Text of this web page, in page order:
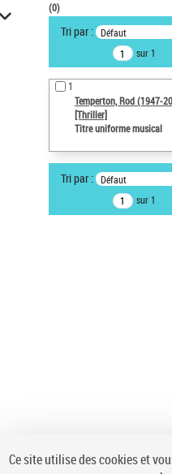
VOTRE RECHERCHE
Recherche avancée dans
notices d’autorité
Œuvres liées à l'auteur :
Temperton, Rod (1947-
Type de notice d'autorité
Type de notice d'autorité
(0)
Tri par : Défaut
sur 1
1
Temperton, Rod (1947-
[Thriller]
Titre uniforme musical
Tri par : Défaut
sur 1
Ce site utilise des cookies et